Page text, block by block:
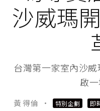
沙威瑪
台灣第一家室內沙
啟
黃 得倫 · 特別企劃 即